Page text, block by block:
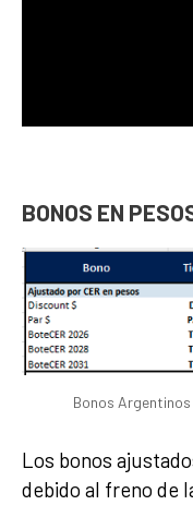
BONOS EN
Bonos
Los bonos
debido al freno de